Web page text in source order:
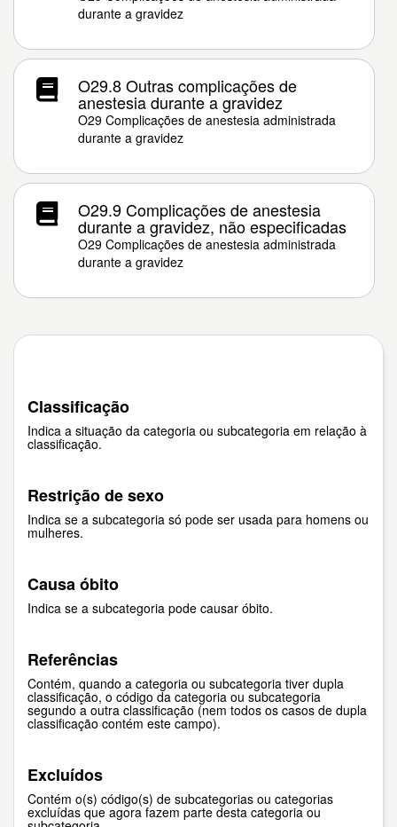
durante a gravidez
O29.8 Outras complicações de
anestesia durante a gravidez
O29 Complicações de anestesia administrada
durante a gravidez
O29.9 Complicações de anestesia
durante a gravidez, não especificadas
O29 Complicações de anestesia administrada
durante a gravidez
Classificação
Indica a situação da categoria ou subcategoria em relação à
classificação.
Restrição de sexo
Indica se a subcategoria só pode ser usada para homens ou
mulheres.
Causa óbito
Indica se a subcategoria pode causar óbito.
Referências
Contém, quando a categoria ou subcategoria tiver dupla
classificação, o código da categoria ou subcategoria
segundo a outra classificação (nem todos os casos de dupla
classificação contém este campo).
Excluídos
Contém o(s) código(s) de subcategorias ou categorias
excluídas que agora fazem parte desta categoria ou